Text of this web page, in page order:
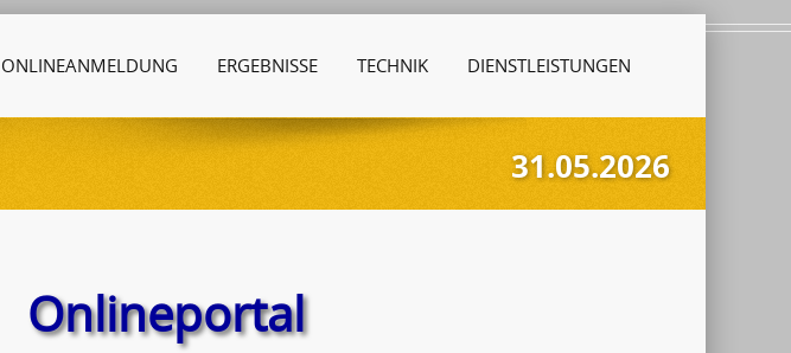
ONLINEANMELDUNG ERGEBNISSE TECHNIK DIENSTLEISTUNGEN
31.05.2026
Onlineportal